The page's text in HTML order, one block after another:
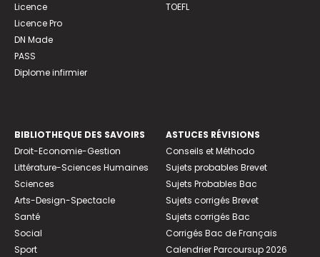
Licence
Licence Pro
DN Made
PASS
Diplome infirmier
TOEFL
BIBLIOTHEQUE DES SAVOIRS
Droit-Economie-Gestion
Littérature-Sciences Humaines
Sciences
Arts-Design-Spectacle
Santé
Social
Sport
ASTUCES RÉVISIONS
Conseils et Méthodo
Sujets probables Brevet
Sujets Probables Bac
Sujets corrigés Brevet
Sujets corrigés Bac
Corrigés Bac de Français
Calendrier Parcoursup 2026